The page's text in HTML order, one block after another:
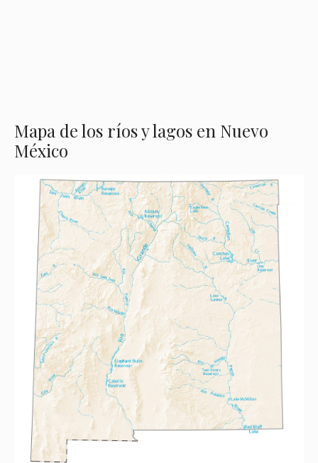
Mapa de los ríos y lagos en Nuevo
México